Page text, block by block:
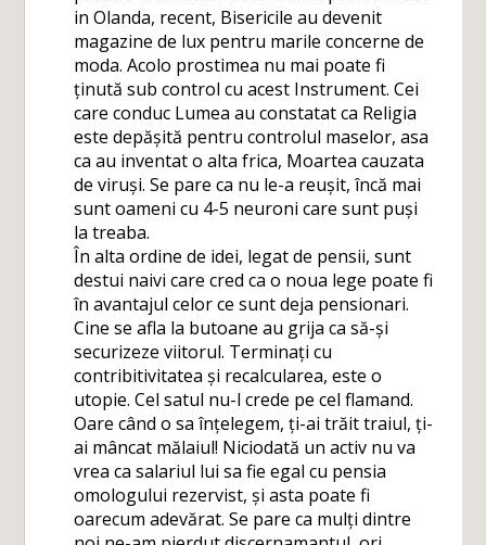
in Olanda, recent, Bisericile au devenit
magazine de lux pentru marile concerne de
moda. Acolo prostimea nu mai poate fi
ținută sub control cu acest Instrument. Cei
care conduc Lumea au constatat ca Religia
este depășită pentru controlul maselor, asa
ca au inventat o alta frica, Moartea cauzata
de viruși. Se pare ca nu le-a reușit, încă mai
sunt oameni cu 4-5 neuroni care sunt puși
la treaba.
În alta ordine de idei, legat de pensii, sunt
destui naivi care cred ca o noua lege poate fi
în avantajul celor ce sunt deja pensionari.
Cine se afla la butoane au grija ca să-și
securizeze viitorul. Terminați cu
contribitivitatea și recalcularea, este o
utopie. Cel satul nu-l crede pe cel flamand.
Oare când o sa înțelegem, ți-ai trăit traiul, ți-
ai mâncat mălaiul! Niciodată un activ nu va
vrea ca salariul lui sa fie egal cu pensia
omologului rezervist, și asta poate fi
oarecum adevărat. Se pare ca mulți dintre